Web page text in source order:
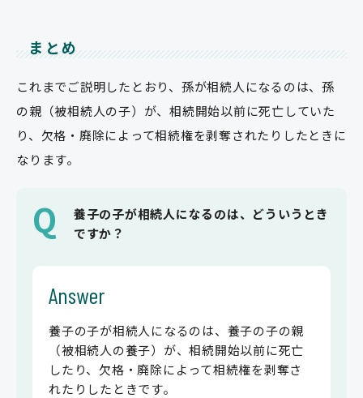
まとめ
これまでご説明したとおり、孫が相続人になるのは、孫
の親（被相続人の子）が、相続開始以前に死亡していた
り、欠格・廃除によって相続権を剥奪されたりしたときに
なります。
Q
養子の子が相続人になるのは、どういうとき
ですか？
Answer
養子の子が相続人になるのは、養子の子の親
（被相続人の養子）が、相続開始以前に死亡
したり、欠格・廃除によって相続権を剥奪さ
れたりしたときです。